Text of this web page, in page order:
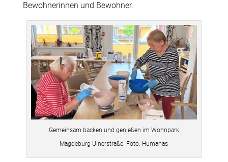
Bewohnerinnen und Bewohner.
Gemeinsam backen und genießen im Wohnpark
Magdeburg-Ulnerstraße. Foto: Humanas